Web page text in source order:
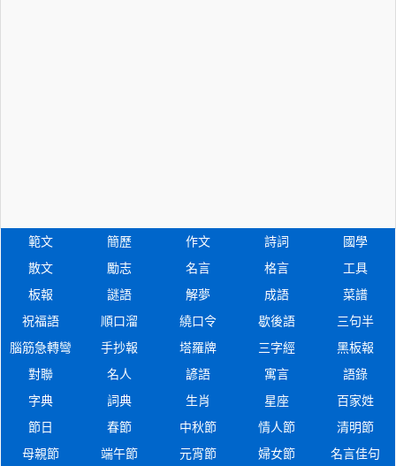
範文 簡歷 作文 詩詞
國學
散文
勵志 名言 格言
工具
板報
謎語 解夢 成語
菜譜
祝福語
順口溜 繞口令 歇後語
三句半
腦筋急轉彎
手抄報 塔羅牌 三字經
黑板報
對聯
名人 諺語 寓言
語錄
字典
詞典 生肖 星座
百家姓
節日
春節 中秋節 情人節
清明節
母親節
端午節 元宵節 婦女節 名言佳句